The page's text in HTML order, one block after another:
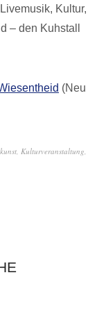
Kultur,
– den Kuhstall
(Neu
, Kulturveranstaltung,